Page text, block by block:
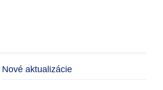
Nové aktualizácie